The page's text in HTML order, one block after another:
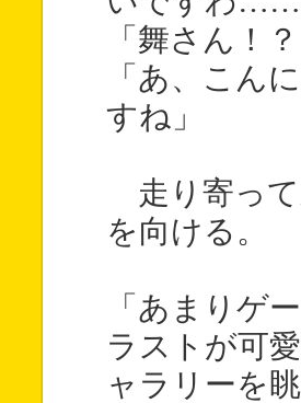
「舞さん！
「あ、こん
すね」
走り寄っ
を向ける。
「あまりゲ
ラストが可
ャラリーを